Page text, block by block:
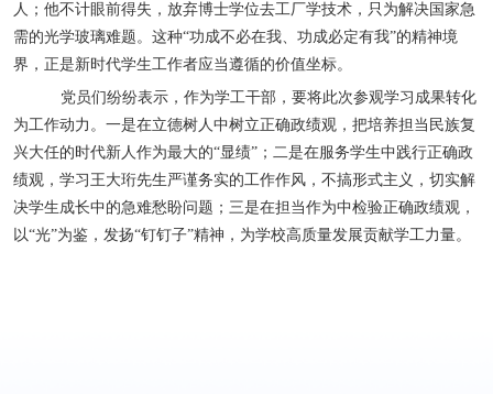
人；他不计眼前得失，放弃博士学位去工厂学技术，只为解决国家急
需的光学玻璃难题。这种“功成不必在我、功成必定有我”的精神境
界，正是新时代学生工作者应当遵循的价值坐标。
党员们纷纷表示，作为学工干部，要将此次参观学习成果转化
为工作动力。一是在立德树人中树立正确政绩观，把培养担当民族复
兴大任的时代新人作为最大的“显绩”；二是在服务学生中践行正确政
绩观，学习王大珩先生严谨务实的工作作风，不搞形式主义，切实解
决学生成长中的急难愁盼问题；三是在担当作为中检验正确政绩观，
以“光”为鉴，发扬“钉钉子”精神，为学校高质量发展贡献学工力量。